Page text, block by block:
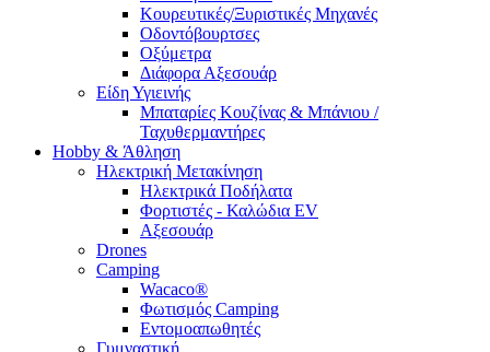
Κουρευτικές/Ξυριστικές Μηχανές
Οδοντόβουρτσες
Οξύμετρα
Διάφορα Αξεσουάρ
Είδη Υγιεινής
Μπαταρίες Κουζίνας & Μπάνιου /
Ταχυθερμαντήρες
Ηobby & Άθληση
Ηλεκτρική Μετακίνηση
Ηλεκτρικά Ποδήλατα
Φορτιστές - Καλώδια EV
Αξεσουάρ
Drones
Camping
Wacaco®
Φωτισμός Camping
Εντομοαπωθητές
Γυμναστική